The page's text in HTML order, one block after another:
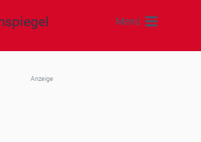
Menü
Anzeige